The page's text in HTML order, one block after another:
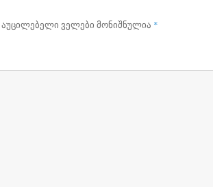
აუცილებელი ველები მონიშნულია *